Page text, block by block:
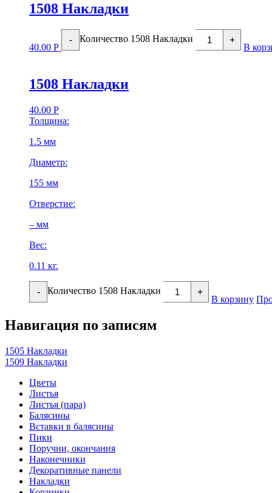
1508 Накладки
40.00 Р
- Количество 1508 Накладки +
В
1508 Накладки
40.00 Р
Толщина:
1.5 мм
Диаметр:
155 мм
Отверстие:
– мм
Вес:
0.11 кг.
- Количество 1508 Накладки +
В корзину
Навигация по записям
1505 Накладки
1509 Накладки
Цветы
Листья
Листья (пара)
Балясины
Вставки в балясины
Пики
Поручни, окончания
Наконечники
Декоративные панели
Накладки